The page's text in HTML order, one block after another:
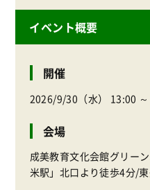
イベント概要
開催
2026/9/30（水） 13:00
会場
成美教育文化会館グリー
米駅」北口より徒歩4分/